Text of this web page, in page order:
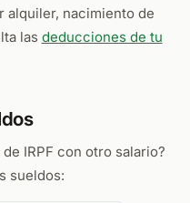
alquiler, nacimiento de
las deducciones de tu
IRPF con otro salario?
sueldos: